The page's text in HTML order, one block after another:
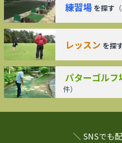
練習場 を探す （
レッスン を探
パターゴルフ
件）
＼ SNSでも